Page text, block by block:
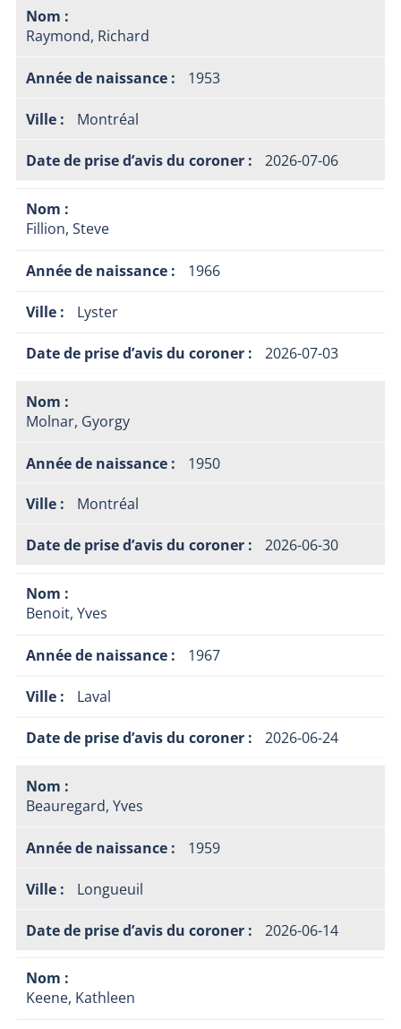
Raymond, Richard
1953
Montréal
2026-07-06
Fillion, Steve
1966
Lyster
2026-07-03
Molnar, Gyorgy
1950
Montréal
2026-06-30
Benoit, Yves
1967
Laval
2026-06-24
Beauregard, Yves
1959
Longueuil
2026-06-14
Keene, Kathleen